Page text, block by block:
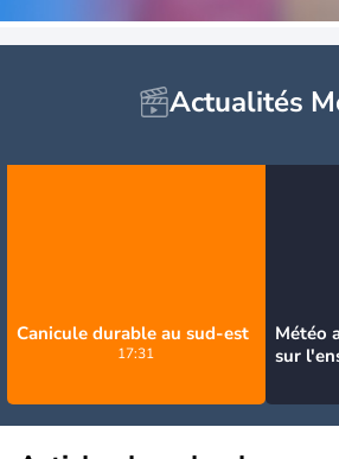
Actualités
Canicule durable au sud-est
17:31
Météo
sur